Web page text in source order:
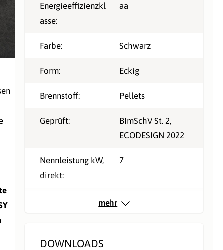
Energieeffizienzkl
asse:
aa
Farbe: Schwarz
Form: Eckig
Brennstoff: Pellets
Geprüft: BImSchV St. 2,
ECODESIGN 2022
Nennleistung kW,
direkt:
7
Rauchrohranschlu
ss:
Hinten
Verbrennungsluft:
mehr
DOWNLOADS